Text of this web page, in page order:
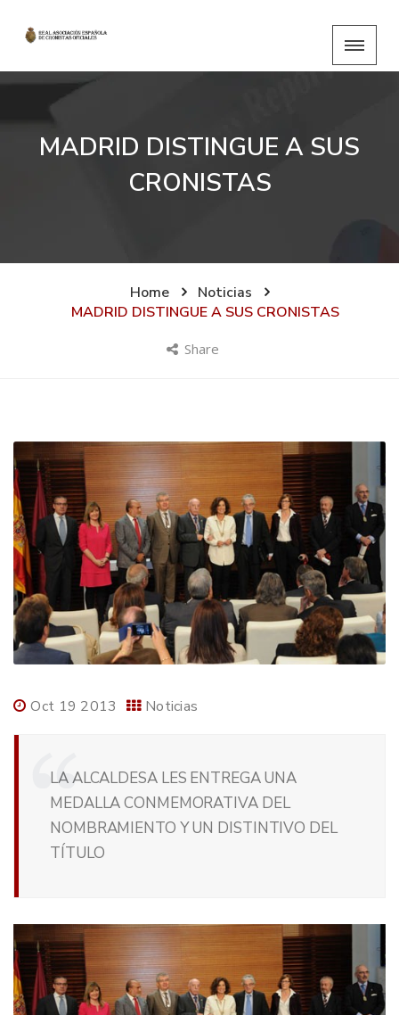
MADRID DISTINGUE A SUS
CRONISTAS
Home
Noticias
MADRID DISTINGUE A SUS CRONISTAS
Share
Oct 19 2013 Noticias
LA ALCALDESA LES ENTREGA UNA
MEDALLA CONMEMORATIVA DEL
NOMBRAMIENTO Y UN DISTINTIVO DEL
TÍTULO